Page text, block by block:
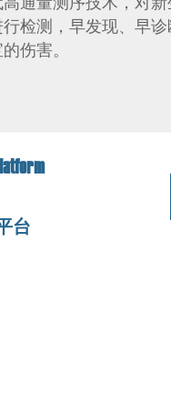
检测，早发现、早
伤害。
台